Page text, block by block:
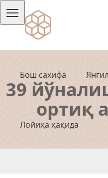
Бош сахифа
Лойиҳа ҳақида
39
ортиқ